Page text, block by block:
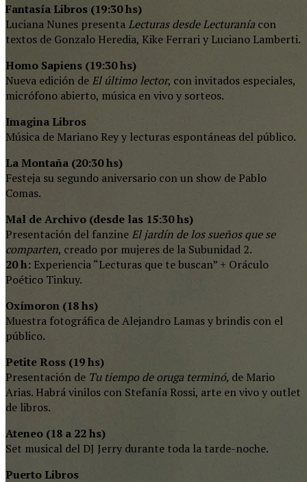
Fantasía Libros (19:30 hs)
Luciana Nunes presentaLecturas desde Lecturanía con
textos de Gonzalo Heredia, Kike Ferrari y Luciano Lamberti.
Homo Sapiens (19:30 hs)
Nueva edición de El último lector, con invitados especiales,
micrófono abierto, música en vivo y sorteos.
Imagina Libros
Música de Mariano Rey y lecturas espontáneas del público.
La Montaña (20:30 hs)
Festeja su segundo aniversario con un show de Pablo
Comas.
Mal de Archivo (desde las 15:30 hs)
Presentación del fanzine El jardín de los sueños que se
comparten, creado por mujeres de la Subunidad 2.
20 h: Experiencia “Lecturas que te buscan” + Oráculo
Poético Tinkuy.
Oxímoron (18 hs)
Muestra fotográfica de Alejandro Lamas y brindis con el
público.
Petite Ross (19 hs)
Presentación de Tu tiempo de oruga terminó, de Mario
Arias. Habrá vinilos con Stefanía Rossi, arte en vivo y outlet
de libros.
Ateneo (18 a 22 hs)
Set musical del DJ Jerry durante toda la tarde-noche.
Puerto Libros